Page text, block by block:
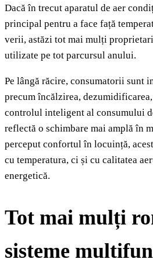
Dacă în trecut aparatul de aer
principal pentru a face față
verii, astăzi tot mai mulți
utilizate pe tot parcursul anului.
Pe lângă răcire, consumatorii sunt
precum încălzirea,
controlul inteligent al consumului
reflectă o schimbare mai amplă în
perceput confortul în locuință,
cu temperatura, ci și cu calitatea
energetică.
Tot mai mulți
sisteme